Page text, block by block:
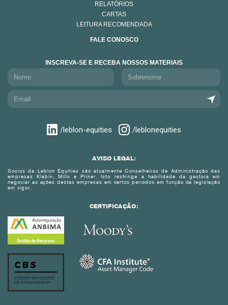
RELATÓRIOS
CARTAS
LEITURA RECOMENDADA
FALE CONOSCO
INSCREVA-SE E RECEBA NOSSOS MATERIAIS
/leblon-equities /leblonequities
AVISO LEGAL:
Sócios da Leblon Equities são atualmente Conselheiros de Administração das
empresas Klabin, Mills e Priner. Isto restringe a habilidade da gestora em
negociar as ações destas empresas em certos períodos em função da legislação
em vigor.
CERTIFICAÇÃO: